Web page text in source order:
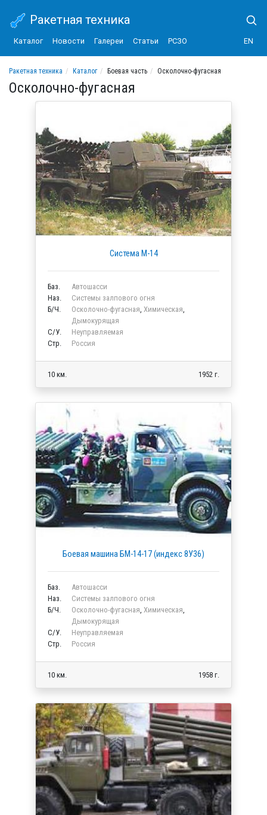
Ракетная техника
Каталог Новости Галереи Статьи РСЗО EN
Ракетная техника Каталог Боевая часть Осколочно-фугасная
Осколочно-фугасная
Система М-14
Баз.
Автошасси
Наз.
Системы залпового огня
Б/Ч.
Осколочно-фугасная Химическая
Дымокурящая
C/У.
Неуправляемая
Стр.
Россия
10 км. 1952 г.
Боевая машина БМ-14-17 (индекс 8У36)
Баз.
Автошасси
Наз.
Системы залпового огня
Б/Ч.
Осколочно-фугасная, Химическая,
Дымокурящая
C/У.
Неуправляемая
Стр.
Россия
10 км. 1958 г.